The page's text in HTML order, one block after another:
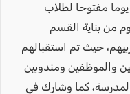
يوما مفتوحا لطلاب
من بناية القسم
حيث تم استقبالهم
والموظفين ومندوبين
كما وشارك في